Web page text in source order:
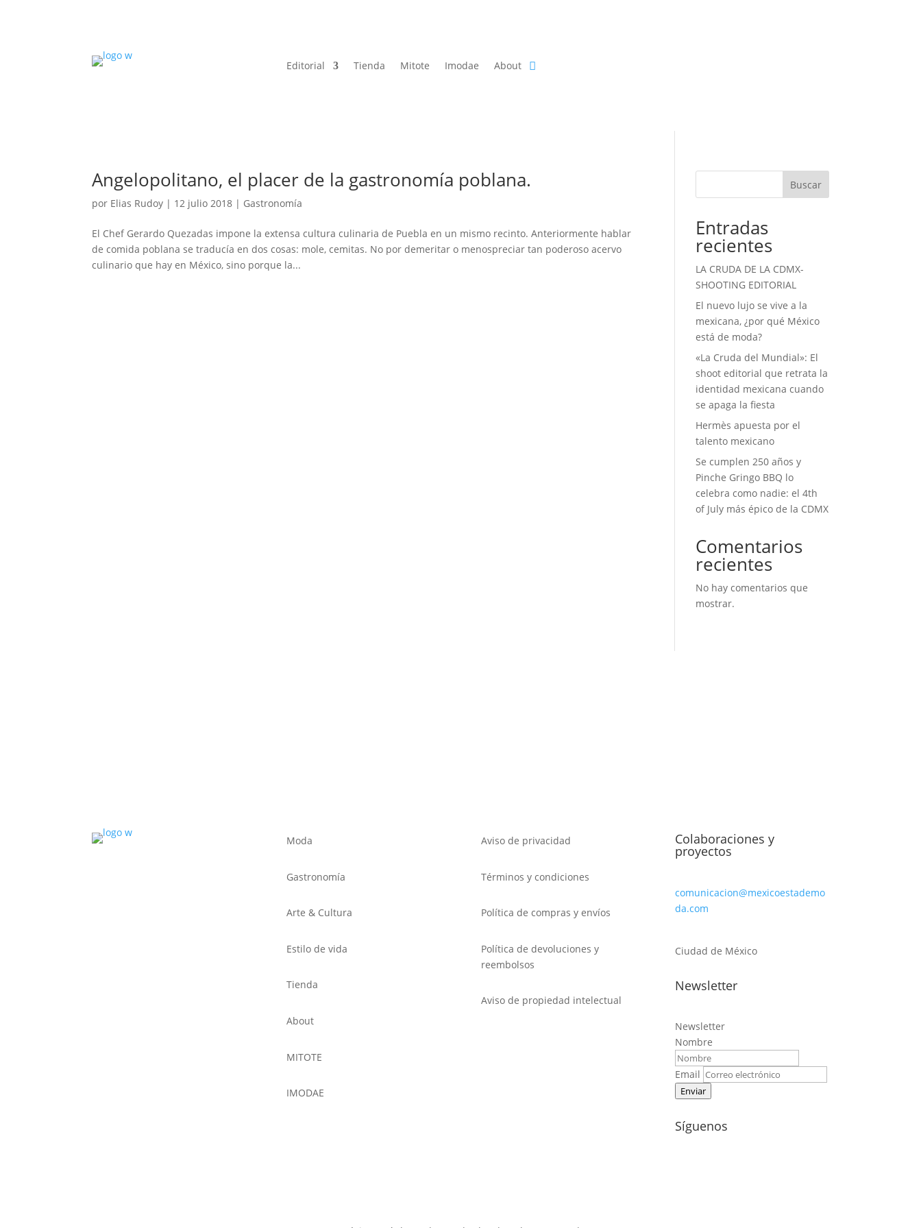
Editorial Tienda Mitote Imodae About
Angelopolitano, el placer de la gastronomía poblana.
por Elias Rudoy | 12 julio 2018 | Gastronomía
El Chef Gerardo Quezadas impone la extensa cultura culinaria de Puebla en un mismo recinto. Anteriormente hablar
de comida poblana se traducía en dos cosas: mole, cemitas. No por demeritar o menospreciar tan poderoso acervo
culinario que hay en México, sino porque la...
Buscar
Entradas
recientes
LA CRUDA DE LA CDMX-
SHOOTING EDITORIAL
El nuevo lujo se vive a la
mexicana, ¿por qué México
está de moda?
«La Cruda del Mundial»: El
shoot editorial que retrata la
identidad mexicana cuando
se apaga la fiesta
Hermès apuesta por el
talento mexicano
Se cumplen 250 años y
Pinche Gringo BBQ lo
celebra como nadie: el 4th
of July más épico de la CDMX
Comentarios
recientes
No hay comentarios que
mostrar.
Moda
Gastronomía
Arte & Cultura
Estilo de vida
Tienda
About
MITOTE
IMODAE
Aviso de privacidad
Términos y condiciones
Política de compras y envíos
Política de devoluciones y
reembolsos
Aviso de propiedad intelectual
Colaboraciones y
proyectos
comunicacion@mexicoestademo
da.com
Ciudad de México
Newsletter
Newsletter
Nombre
Email
Enviar
Síguenos